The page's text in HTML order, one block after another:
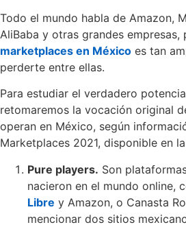
Todo el mundo habla de Amazon,
AliBaba y otras grandes
marketplaces en México es tan
perderte entre ellas.
Para estudiar el verdadero
retomaremos la vocación original
operan en México, según
Marketplaces 2021, disponible en la
Pure players. Son
nacieron en el mundo online,
Libre y Amazon, o Canasta
mencionar dos sitios